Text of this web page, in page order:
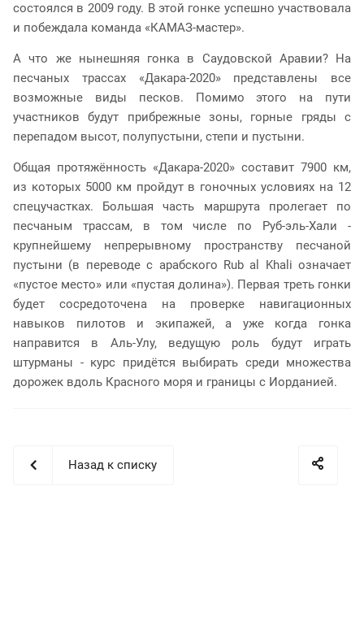
состоялся в 2009 году. В этой гонке успешно участвовала
и побеждала команда «КАМАЗ-мастер».
А что же нынешняя гонка в Саудовской Аравии? На
песчаных трассах «Дакара-2020» представлены все
возможные виды песков. Помимо этого на пути
участников будут прибрежные зоны, горные гряды с
перепадом высот, полупустыни, степи и пустыни.
Общая протяжённость «Дакара-2020» составит 7900 км,
из которых 5000 км пройдут в гоночных условиях на 12
спецучастках. Большая часть маршрута пролегает по
песчаным трассам, в том числе по Руб-эль-Хали -
крупнейшему непрерывному пространству песчаной
пустыни (в переводе с арабского Rub al Khali означает
«пустое место» или «пустая долина»). Первая треть гонки
будет сосредоточена на проверке навигационных
навыков пилотов и экипажей, а уже когда гонка
направится в Аль-Улу, ведущую роль будут играть
штурманы - курс придётся выбирать среди множества
дорожек вдоль Красного моря и границы с Иорданией.
Назад к списку